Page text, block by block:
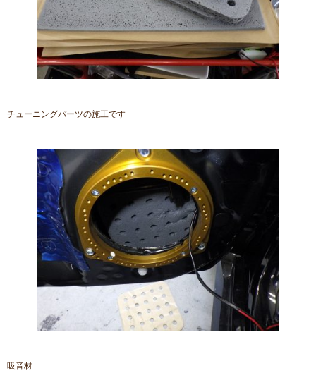
チューニングパーツの施工です
吸音材